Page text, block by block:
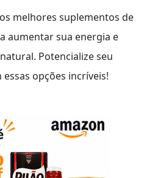
melhores suplementos de
aumentar sua energia e
Potencialize seu
opções incríveis!